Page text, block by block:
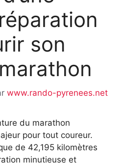
son
www.rando-pyrenees.net
du marathon
pour tout coureur.
de 42,195 kilomètres
minutieuse et